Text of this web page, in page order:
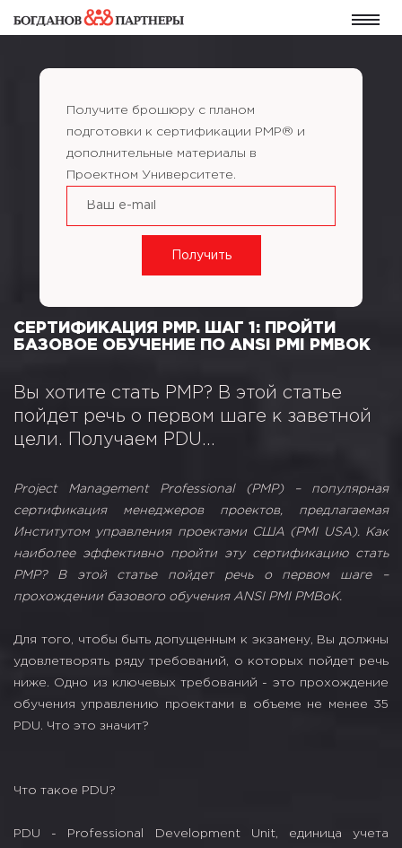
Получите брошюру с планом
подготовки к сертификации PMP® и
дополнительные материалы в
Проектном Университете.
СЕРТИФИКАЦИЯ PMP. ШАГ 1: ПРОЙТИ
БАЗОВОЕ ОБУЧЕНИЕ ПО ANSI PMI PMBOK
Вы хотите стать PMP? В этой статье
пойдет речь о первом шаге к заветной
цели. Получаем PDU…
Project Management Professional (PMP) – популярная
сертификация менеджеров проектов, предлагаемая
Институтом управления проектами США (PMI USA). Как
наиболее эффективно пройти эту сертификацию стать
PMP? В этой статье пойдет речь о первом шаге –
прохождении базового обучения ANSI PMI PMBoK.
Для того, чтобы быть допущенным к экзамену, Вы должны
удовлетворять ряду требований, о которых пойдет речь
ниже. Одно из ключевых требований - это прохождение
обучения управлению проектами в объеме не менее 35
PDU. Что это значит?
Что такое PDU?
PDU - Professional Development Unit, единица учета